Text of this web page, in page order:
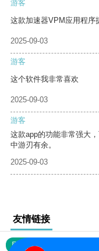
游客
这款加速器VPM应用程序
2025-09-03
游客
这个软件我非常喜欢
2025-09-03
游客
这款app的功能非常强大
中游刃有余。
2025-09-03
友情链接
网站地图